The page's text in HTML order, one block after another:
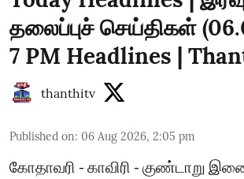
தலைப்புச் செய்திகள்
7 PM Headlines |
thanthitv
Published on: 06 Aug 2026, 2:05 pm
கோதாவரி - காவிரி - குண்டாறு